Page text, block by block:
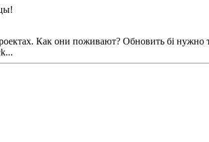
Как они поживают? Обновить бі